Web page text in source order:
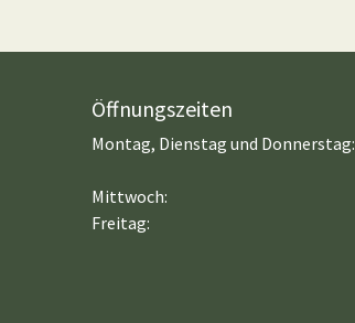
Öffnungszeiten
Montag, Dienstag und Donnerstag:
Mittwoch:
Freitag: